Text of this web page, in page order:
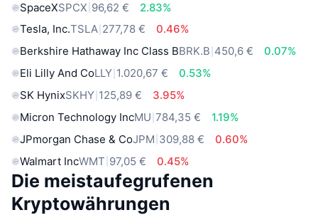
SpaceXSPCX 96,62 €
2.83%
Tesla, Inc.TSLA 277,78 €
0.46%
Berkshire Hathaway Inc Class BBRK.B 450,6 €
0.07%
Eli Lilly And CoLLY 1.020,67 €
0.53%
SK HynixSKHY 125,89 €
3.95%
Micron Technology IncMU 784,35 €
1.19%
JPmorgan Chase & CoJPM 309,88 €
0.60%
Walmart IncWMT 97,05 € 0.45%
Die meistaufegrufenen
Kryptowährungen